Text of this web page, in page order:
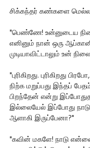
சிக்கந்தர் கண்களை
"பெண்ணே! உன்னுடைய
எனினும் நான் ஒரு
முடியாவிட்டாலும் உன்
"புரிகிறது. புரிகிறது
நிற்க மறுப்பது இந்தப்
பிறந்தேன் என்று
இல்லையேல் இப்போது
ஆளாகி இருப்பேனா?"
"கவின் மகளே! நாடு